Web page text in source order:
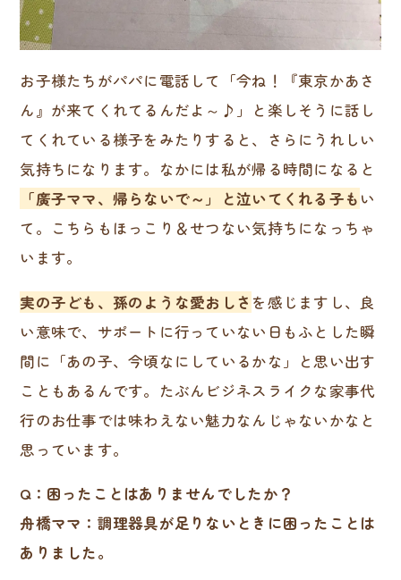
お子様たちがパパに電話して「今ね！『東京かあさ
ん』が来てくれてるんだよ～♪」と楽しそうに話し
てくれている様子をみたりすると、さらにうれしい
気持ちになります。なかには私が帰る時間になると
「廣子ママ、帰らないで～」と泣いてくれる子も い
て。こちらもほっこり＆せつない気持ちになっちゃ
います。
実の子ども、孫のような愛おしさ を感じますし、良
い意味で、サポートに行っていない日もふとした瞬
間に「あの子、今頃なにしているかな」と思い出す
こともあるんです。たぶんビジネスライクな家事代
行のお仕事では味わえない魅力なんじゃないかなと
思っています。
Q：困ったことはありませんでしたか？
舟橋ママ：調理器具が足りないときに困ったことは
ありました。